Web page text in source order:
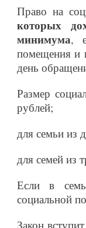
Право на
которых
минимума,
помещения и
день
Размер
рублей;
для семьи из
для семей из
Если в
социальной
Закон